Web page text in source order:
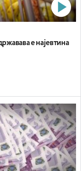
е најевтина